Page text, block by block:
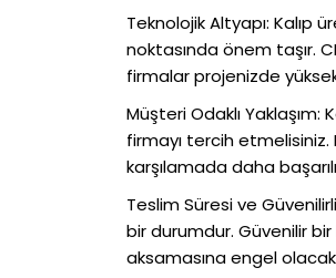
Teknolojik Altyapı: Kalıp
noktasında önem taşır.
firmalar projenizde
Müşteri Odaklı Yaklaşım:
firmayı tercih
karşılamada daha
Teslim Süresi ve
bir durumdur. Güvenilir bir
aksamasına engel